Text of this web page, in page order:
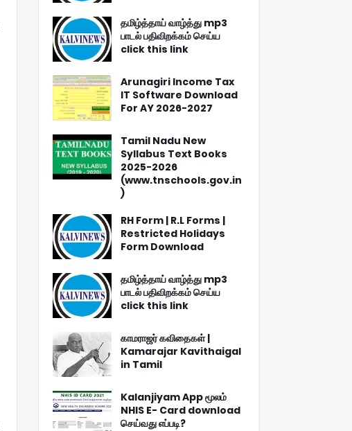
தமிழ்த்தாய் வாழ்த்து mp3
பாடல் பதிவிறக்கம் செய்ய
click this link
Arunagiri Income Tax
IT Software Download
For AY 2026-2027
Tamil Nadu New
Syllabus Text Books
2025-2026
(www.tnschools.gov.in
)
RH Form | R.L Forms |
Restricted Holidays
Form Download
தமிழ்த்தாய் வாழ்த்து mp3
பாடல் பதிவிறக்கம் செய்ய
click this link
காமராஜர் கவிதைகள் |
Kamarajar Kavithaigal
in Tamil
Kalanjiyam App மூலம்
NHIS E- Card download
செய்வது எப்படி?